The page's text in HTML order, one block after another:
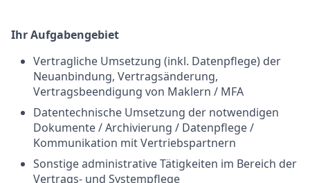
Ihr Aufgabengebiet
Vertragliche Umsetzung (inkl. Datenpflege) der
Neuanbindung, Vertragsänderung,
Vertragsbeendigung von Maklern / MFA
Datentechnische Umsetzung der notwendigen
Dokumente / Archivierung / Datenpflege /
Kommunikation mit Vertriebspartnern
Sonstige administrative Tätigkeiten im Bereich der
Vertrags- und Systempflege